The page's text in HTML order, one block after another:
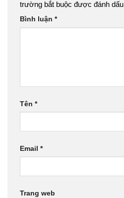
trường bắt buộc được đánh dấu
Bình luận *
Tên *
Email *
Trang web